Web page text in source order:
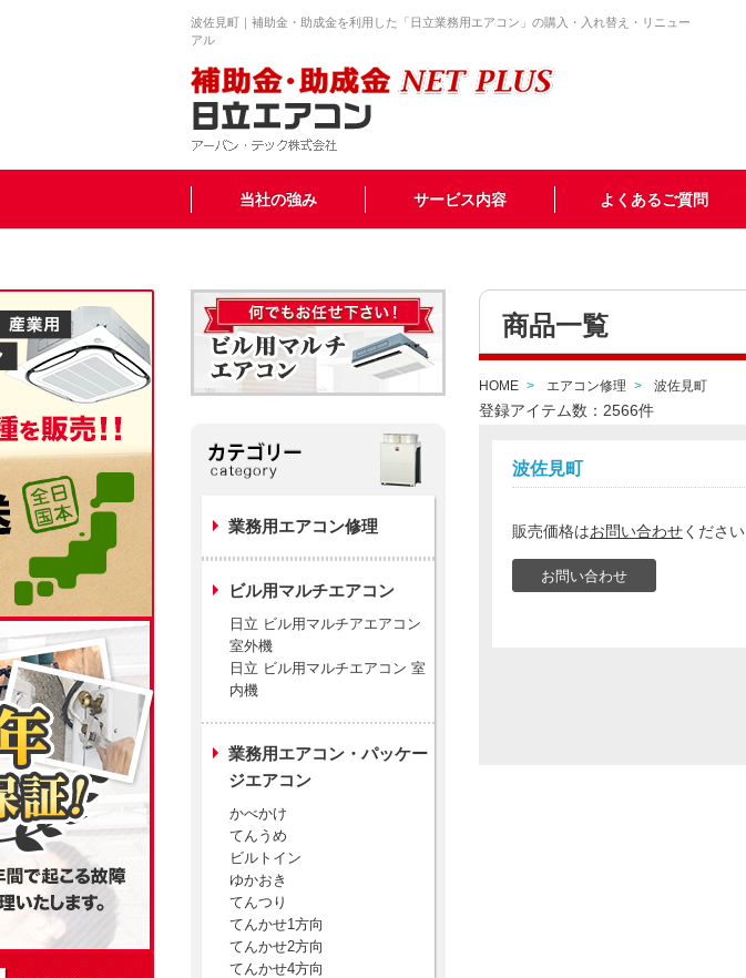
波佐見町｜補助金・助成金を利用した「日立業務用エアコン」の購入・入れ替え・リニュー
アル
当社の強み サービス内容 よくあるご質問
商品一覧
HOME エアコン修理 波佐見町
登録アイテム数：2566件
波佐見町
販売価格はお問い合わせください
お問い合わせ
業務用エアコン修理
ビル用マルチエアコン
日立 ビル用マルチアエアコン
室外機
日立 ビル用マルチエアコン 室
内機
業務用エアコン・パッケー
ジエアコン
かべかけ
てんうめ
ビルトイン
ゆかおき
てんつり
てんかせ1方向
てんかせ2方向
てんかせ4方向